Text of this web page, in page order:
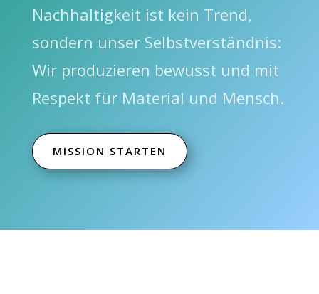
Nachhaltigkeit ist kein Trend,
sondern unser Selbstverständnis:
Wir produzieren bewusst und mit
Respekt für Material und Mensch.
MISSION STARTEN